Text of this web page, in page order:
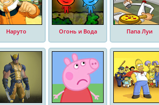
Наруто Огонь и Вода Папа Луи